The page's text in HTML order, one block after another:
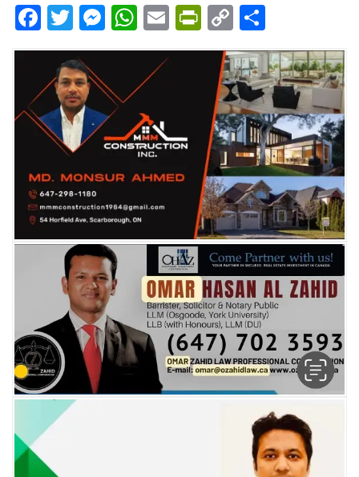
Facebook
Twitter
Messenger
WhatsApp
EmailPrintFriendly
Copy
Link